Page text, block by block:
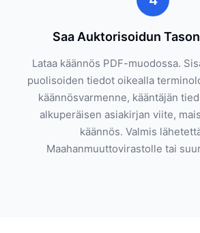
Saa Auktorisoidun
Lataa käännös PDF-muodossa.
puolisoiden tiedot oikealla
käännösvarmenne, kääntäjän
alkuperäisen asiakirjan viite,
käännös. Valmis
Maahanmuuttovirastolle tai